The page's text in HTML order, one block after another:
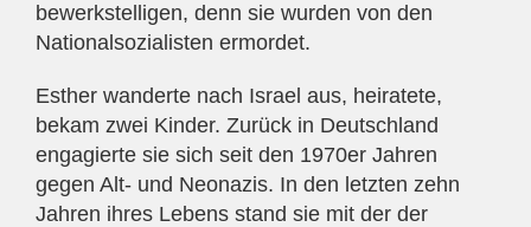
bewerkstelligen, denn sie wurden von den
Nationalsozialisten ermordet.
Esther wanderte nach Israel aus, heiratete,
bekam zwei Kinder. Zurück in Deutschland
engagierte sie sich seit den 1970er Jahren
gegen Alt- und Neonazis. In den letzten zehn
Jahren ihres Lebens stand sie mit der der